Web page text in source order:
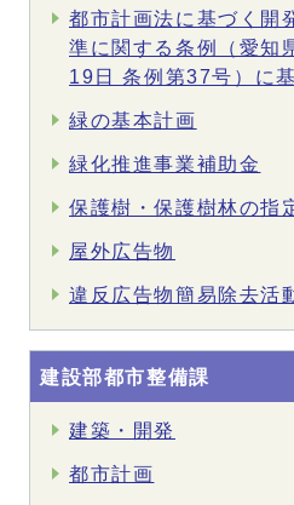
都市計画法に基づく開
準に関する条例（愛知
19日 条例第37号）に
緑の基本計画
緑化推進事業補助金
保護樹・保護樹林の指
屋外広告物
違反広告物簡易除去活
建設部都市整備課
建築・開発
都市計画